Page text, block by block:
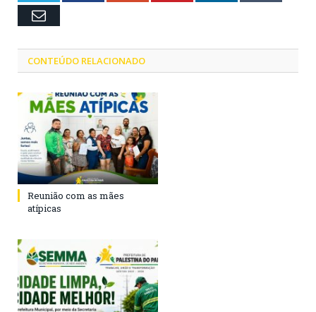
Email
CONTEÚDO RELACIONADO
Reunião com as mães
atípicas